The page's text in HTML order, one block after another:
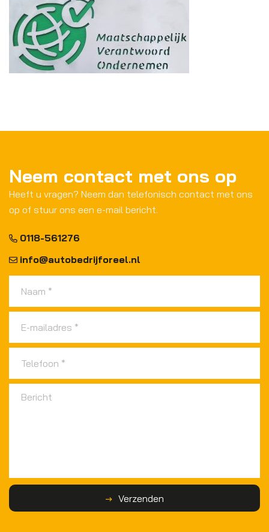
Neem contact met ons op
Heeft u vragen? Neem dan telefonisch contact met ons
op of stuur ons een e-mail bericht.
0118-561276
info@autobedrijforeel.nl
Verzenden